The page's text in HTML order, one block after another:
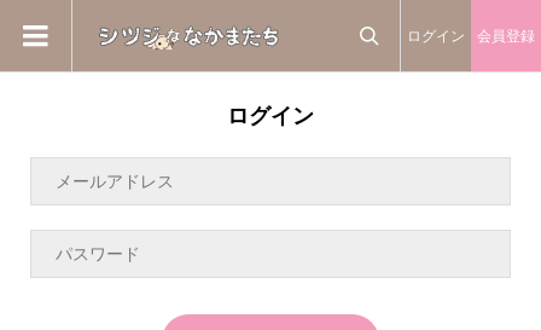
ログイン 会員登録
ログイン